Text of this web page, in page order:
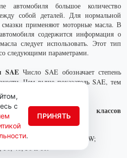
автомобиля большое количество
собой деталей. Для нормальной
смазки применяют моторные масла. В
содержится информация о
следует использовать. Этот тип
следующими параметрами.
SAE Число SAE обозначает степень
Чем выше показатель SAE, тем
100°С.
предусматривает 11 классов
5W, 10W, 15W, 20W и 25W;
30, 40, 50 и 60.
с
.
ПРИНЯТЬ